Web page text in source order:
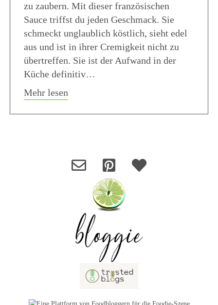
zu zaubern. Mit dieser französischen
Sauce triffst du jeden Geschmack. Sie
schmeckt unglaublich köstlich, sieht edel
aus und ist in ihrer Cremigkeit nicht zu
übertreffen. Sie ist der Aufwand in der
Küche definitiv…
Mehr lesen